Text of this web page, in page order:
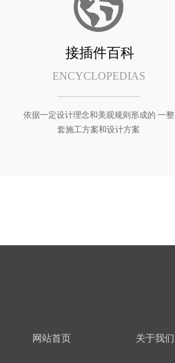
ENCYCLOPEDIAS
依据一定设计理念和美观规则形成的 一整
套施工方案和设计方案
接插件百科
网站首页 关于我们